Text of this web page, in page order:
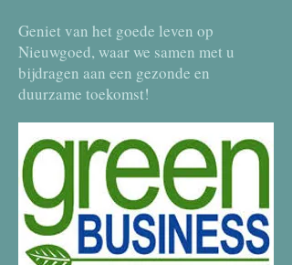
Geniet van het goede leven op
Nieuwgoed, waar we samen met u
bijdragen aan een gezonde en
duurzame toekomst!